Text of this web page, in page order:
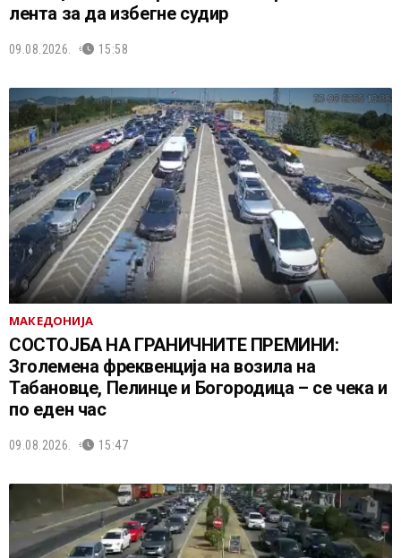
лента за да избегне судир
09.08.2026. 15:58
МАКЕДОНИЈА
СОСТОЈБА НА ГРАНИЧНИТЕ ПРЕМИНИ:
Зголемена фреквенција на возила на
Табановце, Пелинце и Богородица – се чека и
по еден час
09.08.2026. 15:47